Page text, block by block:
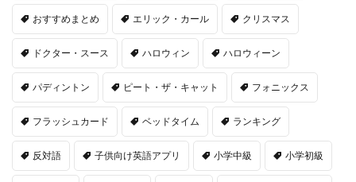
おすすめまとめ エリック・カール クリスマス
ドクター・スース ハロウィン ハロウィーン
パディントン ピート・ザ・キャット フォニックス
フラッシュカード ベッドタイム ランキング
反対語 子供向け英語アプリ 小学中級 小学初級